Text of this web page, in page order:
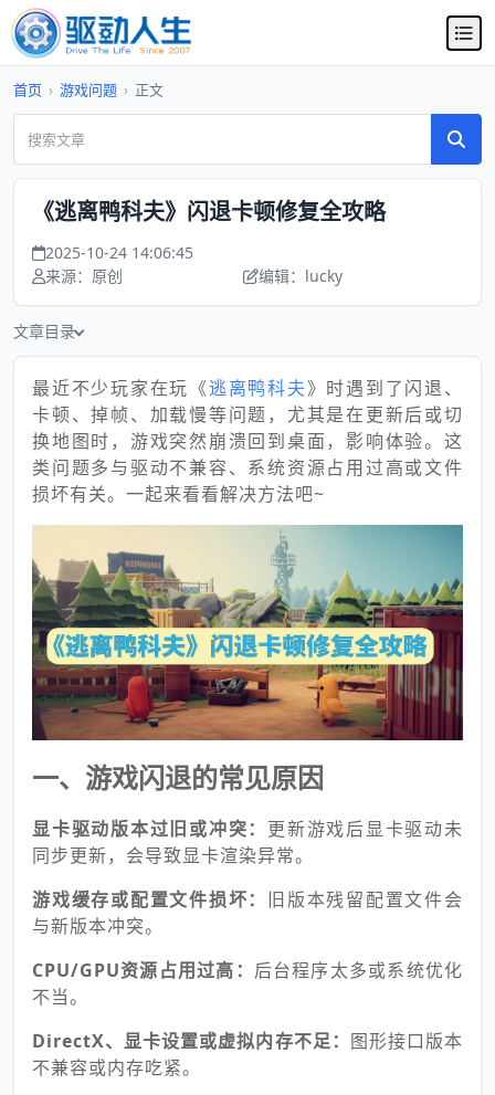
首页 › 游戏问题 › 正文
《逃离鸭科夫》闪退卡顿修复全攻略
2025-10-24 14:06:45
来源：原创
编辑：lucky
文章目录
最近不少玩家在玩《逃离鸭科夫》时遇到了闪退、
卡顿、掉帧、加载慢等问题，尤其是在更新后或切
换地图时，游戏突然崩溃回到桌面，影响体验。这
类问题多与驱动不兼容、系统资源占用过高或文件
损坏有关。一起来看看解决方法吧~
一、游戏闪退的常见原因
显卡驱动版本过旧或冲突： 更新游戏后显卡驱动未
同步更新，会导致显卡渲染异常。
游戏缓存或配置文件损坏： 旧版本残留配置文件会
与新版本冲突。
CPU/GPU资源占用过高： 后台程序太多或系统优化
不当。
DirectX、显卡设置或虚拟内存不足： 图形接口版本
不兼容或内存吃紧。